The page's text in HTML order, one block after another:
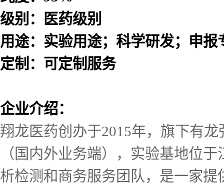
级别：医药级别
用途：实验用途；科学研发；申报
定制：可定制服务
企业介绍：
翔龙医药创办于2015年，旗下有
（国内外业务端），实验基地位
析检测和商务服务团队，是一家